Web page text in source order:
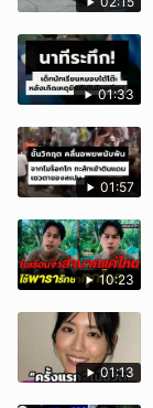
01:33
01:57
10:23
01:13